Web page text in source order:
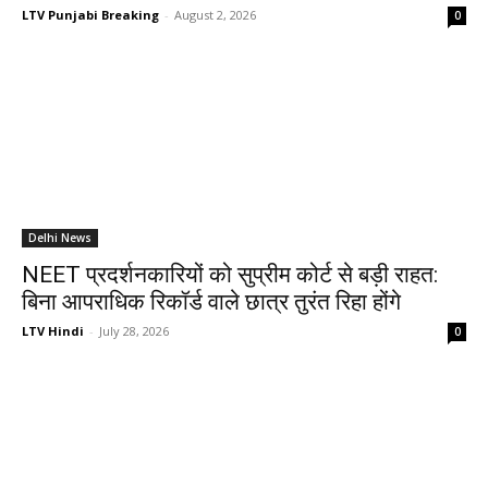
LTV Punjabi Breaking - August 2, 2026 0
Delhi News
NEET प्रदर्शनकारियों को सुप्रीम कोर्ट से बड़ी राहत:
बिना आपराधिक रिकॉर्ड वाले छात्र तुरंत रिहा होंगे
LTV Hindi - July 28, 2026 0